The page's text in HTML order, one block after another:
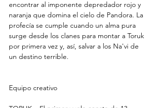
encontrar al imponente depredador rojo y
naranja que domina el cielo de Pandora. La
profecía se cumple cuando un alma pura
surge desde los clanes para montar a Toruk
por primera vez y, así, salvar a los Na'vi de
un destino terrible.
Equipo creativo